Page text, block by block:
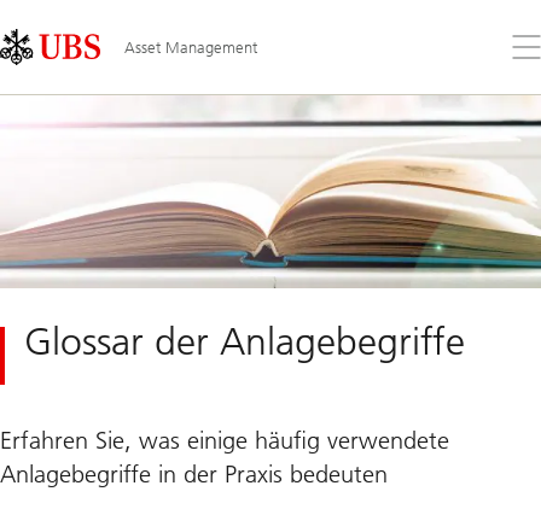
Links
Area
Asset Management
Sie
Glossar der Anlagebegriffe
Erfahren Sie, was einige häufig verwendete
Anlagebegriffe in der Praxis bedeuten